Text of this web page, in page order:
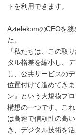
トを利用できます。
AztelekomのCEOを
た。
「私たちは、この取
タル格差を縮小し、
し、公共サービスの
位置付けて進めてき
ン』という大規模プ
構想の一つです。こ
は高速で信頼性の高
き、デジタル技術を